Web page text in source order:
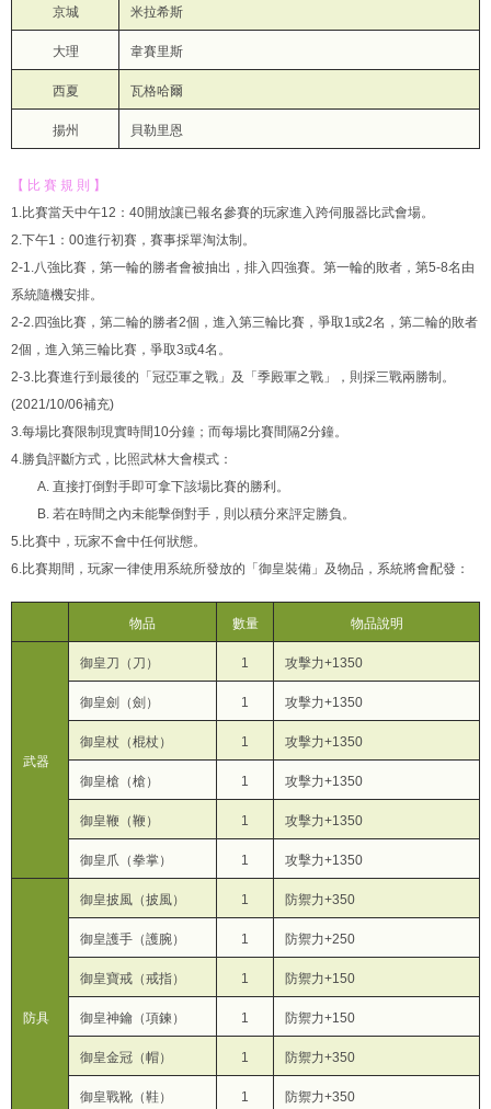
京城 米拉希斯
大理 韋賽里斯
西夏 瓦格哈爾
揚州 貝勒里恩
【 比 賽 規 則 】
1.比賽當天中午12：40開放讓已報名參賽的玩家進入跨伺服器比武會場。
2.下午1：00進行初賽，賽事採單淘汰制。
2-1.八強比賽，第一輪的勝者會被抽出，排入四強賽。第一輪的敗者，第5-8名由
系統隨機安排。
2-2.四強比賽，第二輪的勝者2個，進入第三輪比賽，爭取1或2名，第二輪的敗者
2個，進入第三輪比賽，爭取3或4名。
2-3.比賽進行到最後的「冠亞軍之戰」及「季殿軍之戰」，則採三戰兩勝制。
(2021/10/06補充)
3.每場比賽限制現實時間10分鐘；而每場比賽間隔2分鐘。
4.勝負評斷方式，比照武林大會模式：
A. 直接打倒對手即可拿下該場比賽的勝利。
B. 若在時間之內未能擊倒對手，則以積分來評定勝負。
5.比賽中，玩家不會中任何狀態。
6.比賽期間，玩家一律使用系統所發放的「御皇裝備」及物品，系統將會配發：
物品 數量 物品說明
武器
御皇刀（刀） 1 攻擊力+1350
御皇劍（劍） 1 攻擊力+1350
御皇杖（棍杖） 1 攻擊力+1350
御皇槍（槍） 1 攻擊力+1350
御皇鞭（鞭） 1 攻擊力+1350
御皇爪（拳掌） 1 攻擊力+1350
防具
御皇披風（披風） 1 防禦力+350
御皇護手（護腕） 1 防禦力+250
御皇寶戒（戒指） 1 防禦力+150
御皇神鑰（項鍊） 1 防禦力+150
御皇金冠（帽） 1 防禦力+350
御皇戰靴（鞋） 1 防禦力+350